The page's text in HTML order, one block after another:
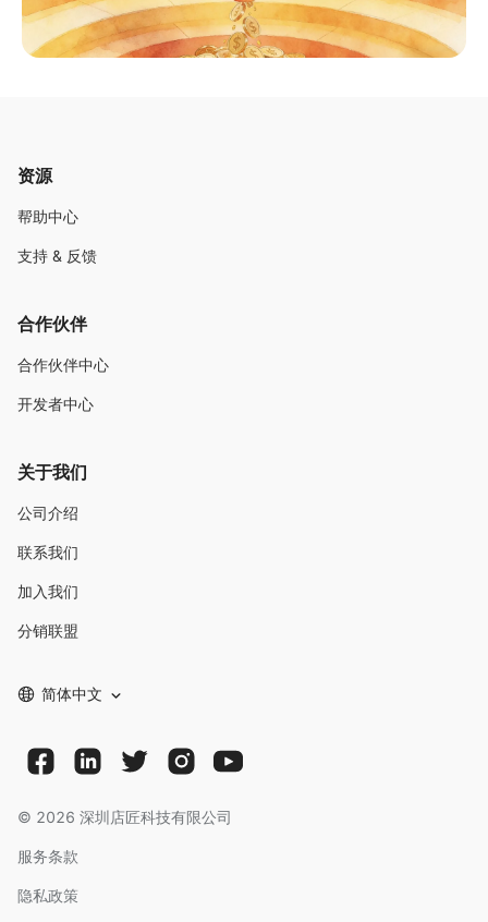
资源
帮助中心
支持 & 反馈
合作伙伴
合作伙伴中心
开发者中心
关于我们
公司介绍
联系我们
加入我们
分销联盟
简体中文
© 2026 深圳店匠科技有限公司
服务条款
隐私政策